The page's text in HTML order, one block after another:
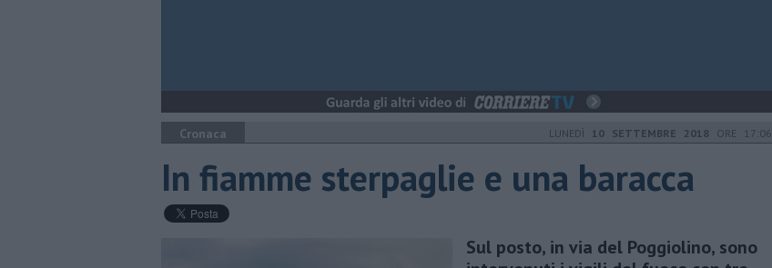
Cronaca LUNEDÌ 10 SETTEMBRE 2018 ORE 17:06
In fiamme sterpaglie e una baracca
Sul posto, in via del Poggiolino, sono